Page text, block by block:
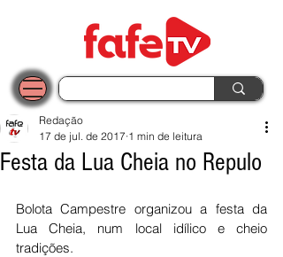
Festa da Lua Cheia no Repulo
Redação
17 de jul. de 2017 1 min de leitura
Bolota Campestre organizou a festa da
Lua Cheia, num local idílico e cheio
tradições.